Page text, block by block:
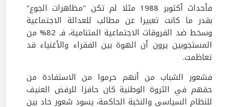
فأحداث أكتوبر 1988 مثلا لم تكن "مظاهرات الجوع"
بقدر ما كانت تعبيرا عن مطالب للعدالة الاجتماعية
وسخط ضد الفروقات الاجتماعية المتنامية، فـ 82% من
المستجوبين يرون أن الهوة بين الفقراء والأغنياء قد
تعاظمت.
فشعور الشباب من أنهم حرموا من الاستفادة من
حقهم في الثروة الوطنية كان حافزا للرفض العنيف
للنظام السياسي والنخبة الحاكمة، يسود شعور حاد بين